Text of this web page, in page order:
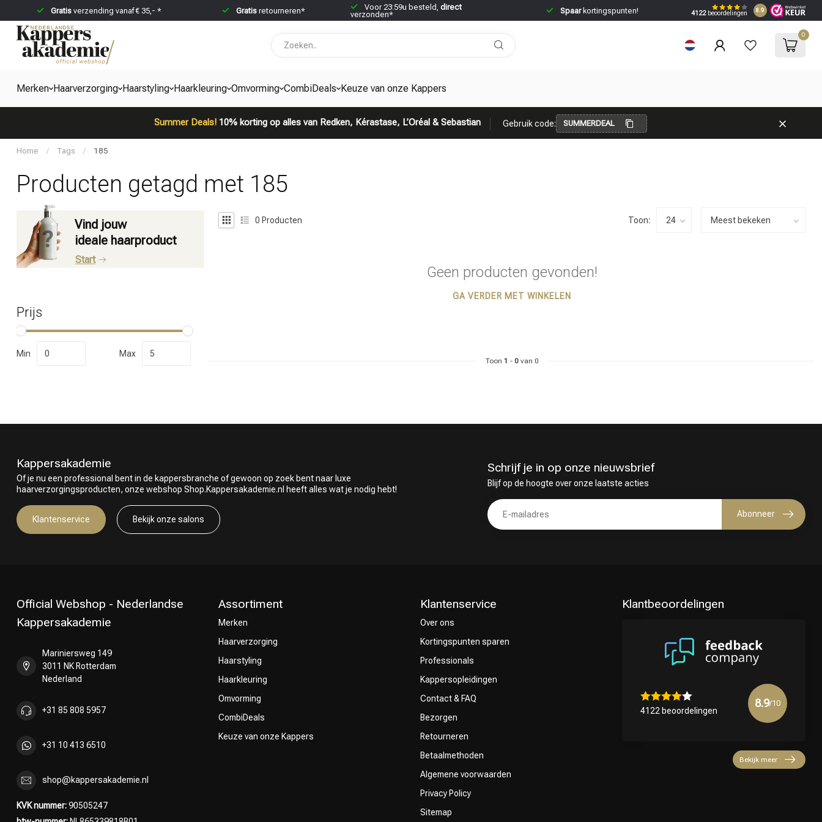
Gratisverzending vanaf € 35,- * Gratisretourneren* Voor 23:59u besteld, direct
verzonden*
Spaarkortingspunten! 4122beoordelingen 8.9
0
Merken Haarverzorging Haarstyling Haarkleuring Omvorming CombiDeals Keuze van onze Kappers
Summer Deals!10% korting op alles van Redken, Kérastase, L’Oréal & Sebastian Gebruik code: SUMMERDEAL
Welke categorie ben jij naar op zoek?
Merken
Kappers
Home / Tags / 185
Producten getagd met 185
Vind jouw
ideale haarproduct
Start
Prijs
Min Max
0 Producten Toon:
Geen producten gevonden!
GA VERDER MET WINKELEN
Toon 1 - 0van 0
Kappersakademie
Of je nu een professional bent in de kappersbranche of gewoon op zoek bent naar luxe
haarverzorgingsproducten, onze webshop Shop.Kappersakademie.nl heeft alles wat je nodig hebt!
Klantenservice Bekijk onze salons
Schrijf je in op onze nieuwsbrief
Blijf op de hoogte over onze laatste acties
Abonneer
Official Webshop - Nederlandse
Kappersakademie
Mariniersweg 149
3011 NK Rotterdam
Nederland
+31 85 808 5957
+31 10 413 6510
shop@kappersakademie.nl
KVK nummer:90505247
Assortiment
Merken
Haarverzorging
Haarstyling
Haarkleuring
Omvorming
CombiDeals
Keuze van onze Kappers
Klantenservice
Over ons
Kortingspunten sparen
Professionals
Kappersopleidingen
Contact & FAQ
Bezorgen
Retourneren
Betaalmethoden
Algemene voorwaarden
Privacy Policy
Sitemap
Klantbeoordelingen
4122 beoordelingen
8.9/10
Bekijk meer